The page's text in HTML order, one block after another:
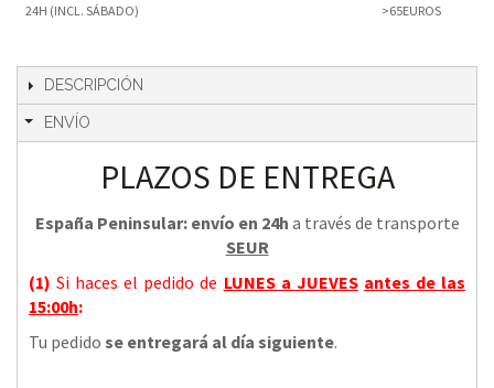
24H (INCL. SÁBADO)
>65EUROS
DESCRIPCIÓN
ENVÍO
PLAZOS DE ENTREGA
España Peninsular: envío en 24h a través de transporte
SEUR
(1)Si haces el pedido de LUNES a JUEVES antes de las
15:00h:
Tu pedido se entregará al día siguiente.